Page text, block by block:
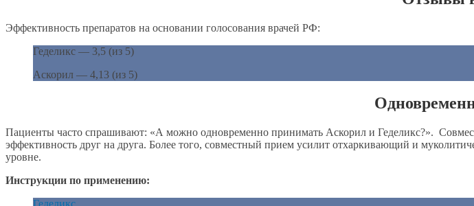
Эффективность препаратов на основании голосования врачей РФ:
Геделикс — 3,5 (из 5)
Аскорил — 4,13 (из 5)
Пациенты часто спрашивают: «А можно одновременно принимать Аскорил и Геделикс?».
эффективность друг на друга. Более того, совместный прием усилит отхаркивающий и
уровне.
Инструкции по применению: